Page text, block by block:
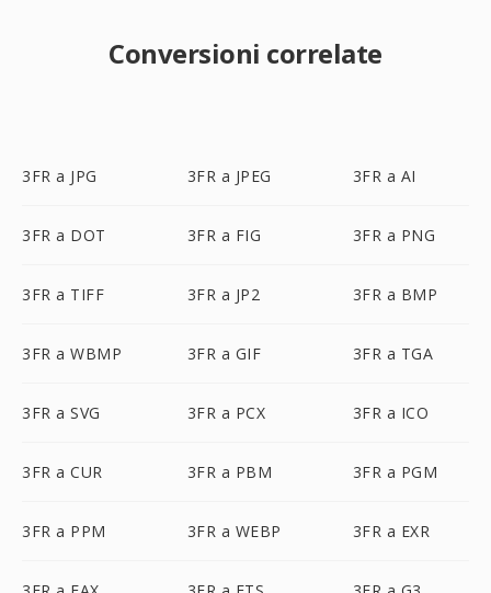
Conversioni correlate
3FR a JPG 3FR a JPEG 3FR a AI
3FR a DOT 3FR a FIG 3FR a PNG
3FR a TIFF 3FR a JP2 3FR a BMP
3FR a WBMP 3FR a GIF 3FR a TGA
3FR a SVG 3FR a PCX 3FR a ICO
3FR a CUR 3FR a PBM 3FR a PGM
3FR a PPM 3FR a WEBP 3FR a EXR